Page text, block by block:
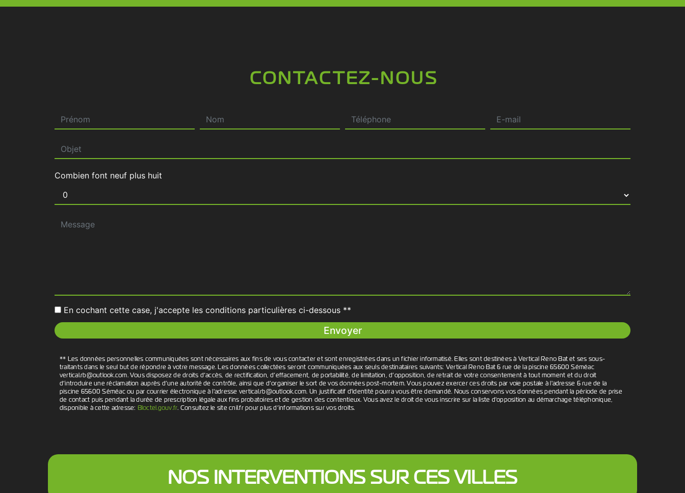
CONTACTEZ-NOUS
Combien font neuf plus huit
En cochant cette case, j'accepte les conditions particulières ci-dessous **
Envoyer
** Les données personnelles communiquées sont nécessaires aux fins de vous contacter et sont enregistrées dans un fichier informatisé. Elles sont destinées à Vertical Reno Bat et ses sous-
traitants dans le seul but de répondre à votre message. Les données collectées seront communiquées aux seuls destinataires suivants: Vertical Reno Bat 6 rue de la piscine 65600 Séméac
vertical.rb@outlook.com. Vous disposez de droits d’accès, de rectification, d’effacement, de portabilité, de limitation, d’opposition, de retrait de votre consentement à tout moment et du droit
d’introduire une réclamation auprès d’une autorité de contrôle, ainsi que d’organiser le sort de vos données post-mortem. Vous pouvez exercer ces droits par voie postale à l'adresse 6 rue de la
piscine 65600 Séméac ou par courrier électronique à l'adresse vertical.rb@outlook.com. Un justificatif d'identité pourra vous être demandé. Nous conservons vos données pendant la période de prise
de contact puis pendant la durée de prescription légale aux fins probatoires et de gestion des contentieux. Vous avez le droit de vous inscrire sur la liste d'opposition au démarchage téléphonique,
disponible à cette adresse: Bloctel.gouv.fr. Consultez le site cnil.fr pour plus d’informations sur vos droits.
NOS INTERVENTIONS SUR CES VILLES